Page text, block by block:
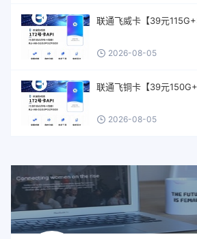
联通飞威卡【39元
2026-08-05
联通飞铜卡【39元
2026-08-05